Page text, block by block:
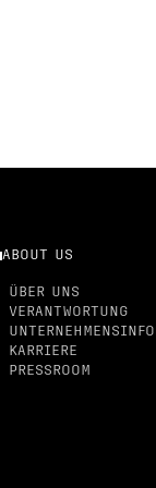
ABOUT US
ÜBER UNS
VERANTWORTUNG
KARRIERE
PRESSROOM